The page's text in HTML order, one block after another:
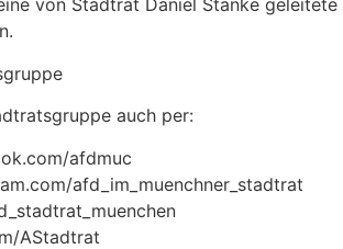
von Stadtrat Daniel Stanke geleitete
auch per:
afdmuc
afd_im_muenchner_stadtrat
AStadtrat